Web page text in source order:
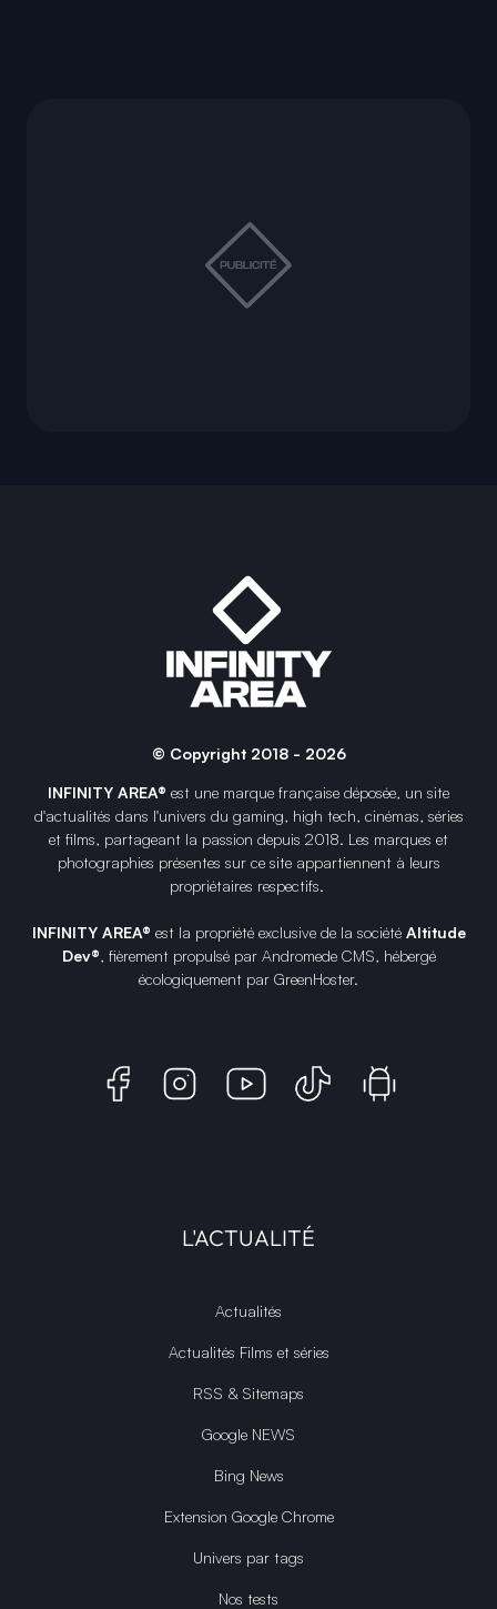
© Copyright 2018 - 2026
INFINITY AREA® est une marque française déposée, un site
d'actualités dans l'univers du gaming, high tech, cinémas, séries
et films, partageant la passion depuis 2018. Les marques et
photographies présentes sur ce site appartiennent à leurs
propriétaires respectifs.
INFINITY AREA® est la propriété exclusive de la société Altitude
Dev®, fièrement propulsé par Andromede CMS, hébergé
écologiquement par GreenHoster.
L'ACTUALITÉ
Actualités
Actualités Films et séries
RSS & Sitemaps
Google NEWS
Bing News
Extension Google Chrome
Univers par tags
Nos tests